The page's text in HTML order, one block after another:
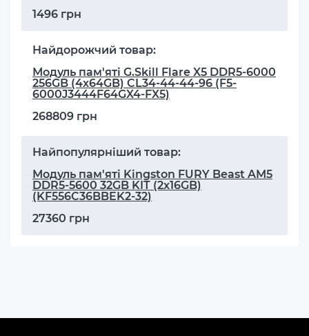
1496 грн
Найдорожчий товар:
Модуль пам'яті G.Skill Flare X5 DDR5-6000
256GB (4x64GB) CL34-44-44-96 (F5-
6000J3444F64GX4-FX5)
268809 грн
Найпопулярніший товар:
Модуль пам'яті Kingston FURY Beast AM5
DDR5-5600 32GB KIT (2x16GB)
(KF556C36BBEK2-32)
27360 грн